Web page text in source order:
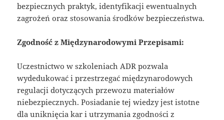
bezpiecznych praktyk, identyfikacji ewentualnych
zagrożeń oraz stosowania środków bezpieczeństwa.
Zgodność z Międzynarodowymi Przepisami:
Uczestnictwo w szkoleniach ADR pozwala
wydedukować i przestrzegać międzynarodowych
regulacji dotyczących przewozu materiałów
niebezpiecznych. Posiadanie tej wiedzy jest istotne
dla uniknięcia kar i utrzymania zgodności z